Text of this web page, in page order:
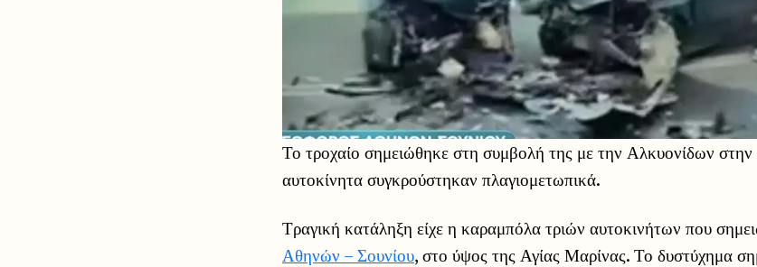
Το τροχαίο σημειώθηκε στη συμβολή της με την Αλκυονίδων
αυτοκίνητα συγκρούστηκαν πλαγιομετωπικά.
Τραγική κατάληξη είχε η καραμπόλα τριών αυτοκινήτων που
Αθηνών – Σουνίου, στο ύψος της Αγίας Μαρίνας. Το δυστύχημα